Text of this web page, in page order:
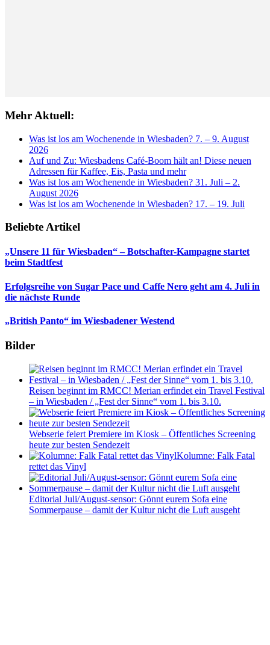
Mehr Aktuell:
Was ist los am Wochenende in Wiesbaden? 7. – 9. August
2026
Auf und Zu: Wiesbadens Café-Boom hält an! Diese neuen
Adressen für Kaffee, Eis, Pasta und mehr
Was ist los am Wochenende in Wiesbaden? 31. Juli – 2.
August 2026
Was ist los am Wochenende in Wiesbaden? 17. – 19. Juli
Beliebte Artikel
„Unsere 11 für Wiesbaden“ – Botschafter-Kampagne startet
beim Stadtfest
Erfolgsreihe von Sugar Pace und Caffe Nero geht am 4. Juli in
die nächste Runde
„British Panto“ im Wiesbadener Westend
Bilder
Reisen beginnt im RMCC! Merian erfindet ein Travel Festival
– in Wiesbaden / „Fest der Sinne“ vom 1. bis 3.10.
Webserie feiert Premiere im Kiosk – Öffentliches Screening
heute zur besten Sendezeit
Kolumne: Falk Fatal
rettet das Vinyl
Editorial Juli/August-sensor: Gönnt eurem Sofa eine
Sommerpause – damit der Kultur nicht die Luft ausgeht